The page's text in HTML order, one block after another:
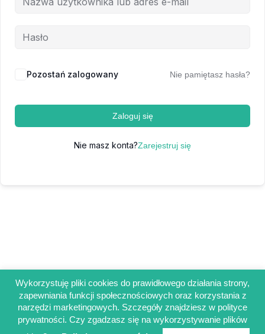
Pozostań zalogowany Nie pamiętasz hasła?
Zaloguj się
Nie masz konta?Zarejestruj się
Regulamin sklepu
Polityka prywatności
Obowiązek informacyjny RODO
Wykorzystuję pliki cookies do prawidłowego działania strony,
zapewniania funkcji społecznościowych oraz korzystania z
narzędzi marketingowych. Szczegóły znajdziesz w polityce
prywatności. Czy zgadzasz się na wykorzystywanie plików